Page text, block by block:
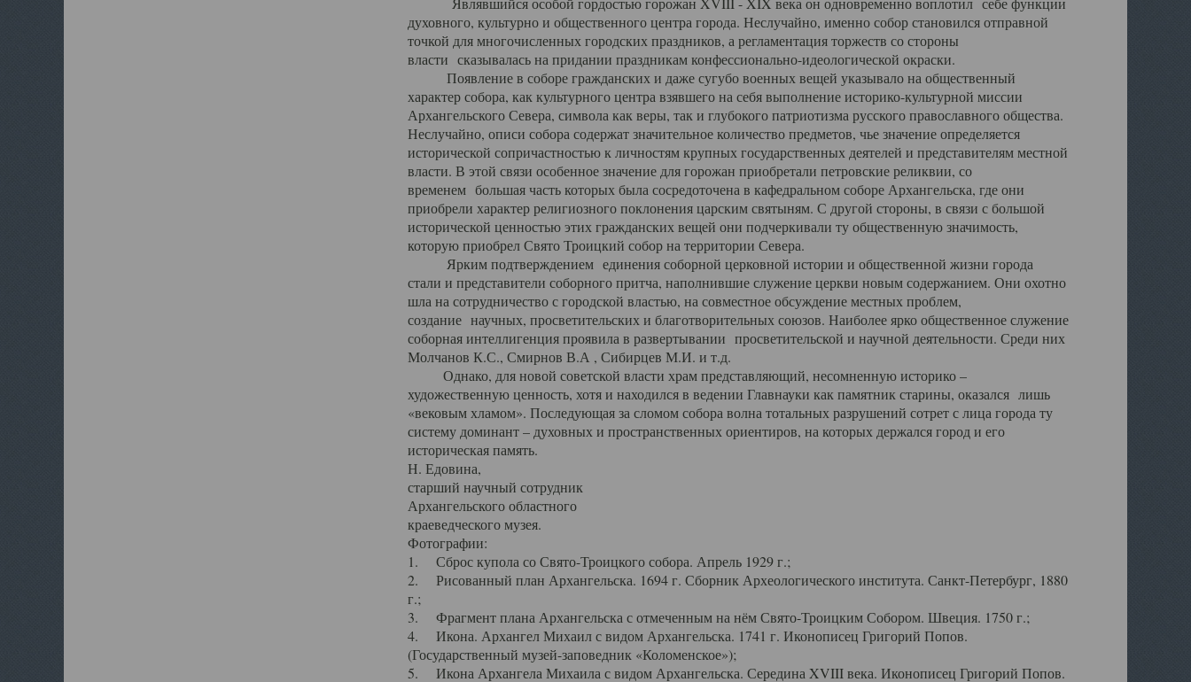
духовного, культурно и общественного центра города. Неслучайно, именно собор становился отправной
точкой для многочисленных городских праздников, а регламентация торжеств со стороны
власти сказывалась на придании праздникам конфессионально-идеологической окраски.
Появление в соборе гражданских и даже сугубо военных вещей указывало на общественный
характер собора, как культурного центра взявшего на себя выполнение историко-культурной миссии
Архангельского Севера, символа как веры, так и глубокого патриотизма русского православного общества.
Неслучайно, описи собора содержат значительное количество предметов, чье значение определяется
исторической сопричастностью к личностям крупных государственных деятелей и представителям местной
власти. В этой связи особенное значение для горожан приобретали петровские реликвии, со
временем большая часть которых была сосредоточена в кафедральном соборе Архангельска, где они
приобрели характер религиозного поклонения царским святыням. С другой стороны, в связи с большой
исторической ценностью этих гражданских вещей они подчеркивали ту общественную значимость,
которую приобрел Свято Троицкий собор на территории Севера.
Ярким подтверждением единения соборной церковной истории и общественной жизни города
стали и представители соборного притча, наполнившие служение церкви новым содержанием. Они охотно
шла на сотрудничество с городской властью, на совместное обсуждение местных проблем,
создание научных, просветительских и благотворительных союзов. Наиболее ярко общественное служение
соборная интеллигенция проявила в развертывании просветительской и научной деятельности. Среди них
Молчанов К.С., Смирнов В.А , Сибирцев М.И. и т.д.
Однако, для новой советской власти храм представляющий, несомненную историко –
художественную ценность, хотя и находился в ведении Главнауки как памятник старины, оказался лишь
«вековым хламом». Последующая за сломом собора волна тотальных разрушений сотрет с лица города ту
систему доминант – духовных и пространственных ориентиров, на которых держался город и его
историческая память.
Н. Едовина,
старший научный сотрудник
Архангельского областного
краеведческого музея.
Фотографии:
1. Сброс купола со Свято-Троицкого собора. Апрель 1929 г.;
2. Рисованный план Архангельска. 1694 г. Сборник Археологического института. Санкт-Петербург, 1880
г.;
3. Фрагмент плана Архангельска с отмеченным на нём Свято-Троицким Собором. Швеция. 1750 г.;
4. Икона. Архангел Михаил с видом Архангельска. 1741 г. Иконописец Григорий Попов.
(Государственный музей-заповедник «Коломенское»);
5. Икона Архангела Михаила с видом Архангельска. Середина XVIII века. Иконописец Григорий Попов.